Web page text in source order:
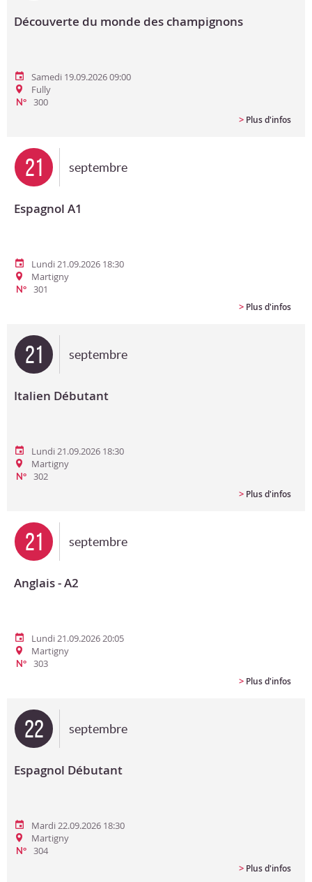
Découverte du monde des champignons
Samedi 19.09.2026 09:00
Fully
N°
300
> Plus d'infos
21 septembre
Espagnol A1
Lundi 21.09.2026 18:30
Martigny
N°
301
> Plus d'infos
21 septembre
Italien Débutant
Lundi 21.09.2026 18:30
Martigny
N°
302
> Plus d'infos
21 septembre
Anglais - A2
Lundi 21.09.2026 20:05
Martigny
N°
303
> Plus d'infos
22 septembre
Espagnol Débutant
Mardi 22.09.2026 18:30
Martigny
N°
304
> Plus d'infos